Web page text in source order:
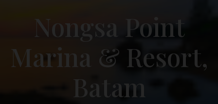
Nongsa Point
Marina & Resort,
Batam